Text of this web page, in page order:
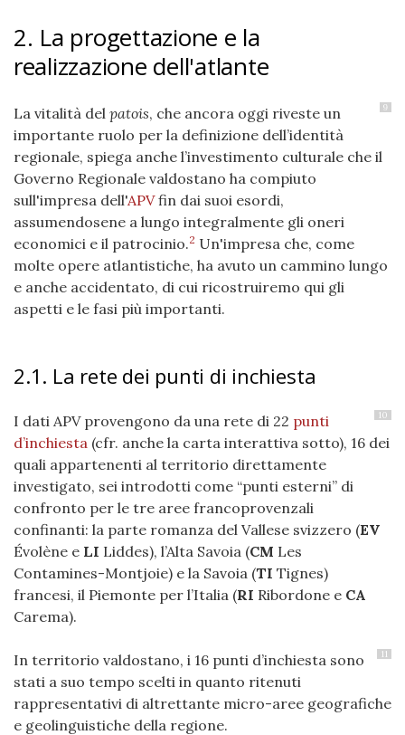
2. La progettazione e la
realizzazione dell'atlante
9
La vitalità del patois, che ancora oggi riveste un
importante ruolo per la definizione dell’identità
regionale, spiega anche l’investimento culturale che il
Governo Regionale valdostano ha compiuto
sull'impresa dell'APVfin dai suoi esordi,
assumendosene a lungo integralmente gli oneri
economici e il patrocinio.2 Un'impresa che, come
molte opere atlantistiche, ha avuto un cammino lungo
e anche accidentato, di cui ricostruiremo qui gli
aspetti e le fasi più importanti.
2.1. La rete dei punti di inchiesta
10
I dati APV provengono da una rete di 22 punti
d’inchiesta (cfr. anche la carta interattiva sotto), 16 dei
quali appartenenti al territorio direttamente
investigato, sei introdotti come “punti esterni” di
confronto per le tre aree francoprovenzali
confinanti: la parte romanza del Vallese svizzero (EV
Évolène e LI Liddes), l’Alta Savoia (CM Les
Contamines-Montjoie) e la Savoia (TI Tignes)
francesi, il Piemonte per l’Italia (RI Ribordone e CA
Carema).
11
In territorio valdostano, i 16 punti d’inchiesta sono
stati a suo tempo scelti in quanto ritenuti
rappresentativi di altrettante micro-aree geografiche
e geolinguistiche della regione.